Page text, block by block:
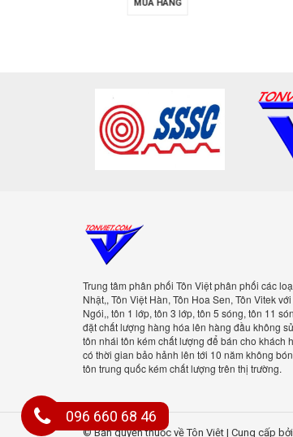
MUA HÀNG
Trung tâm phân phối Tôn Việt phân phối các
hãng như Tôn Việt Nhật,, Tôn Việt Hàn, Tôn
Vitek với các chủng loại như Tôn Sóng Ngói,,
3 lớp, tôn 5 sóng, tôn 11 sóng, vách ngăn panel
Luôn đặt chất lượng hàng hóa lên hàng đầu
phân phối các loại tôn giả tôn nhái tôn kém
bán cho khách hàng. Sản phẩm tôn của Tôn Việt
096 660 68 46